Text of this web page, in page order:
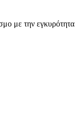
με την εγκυρότητα